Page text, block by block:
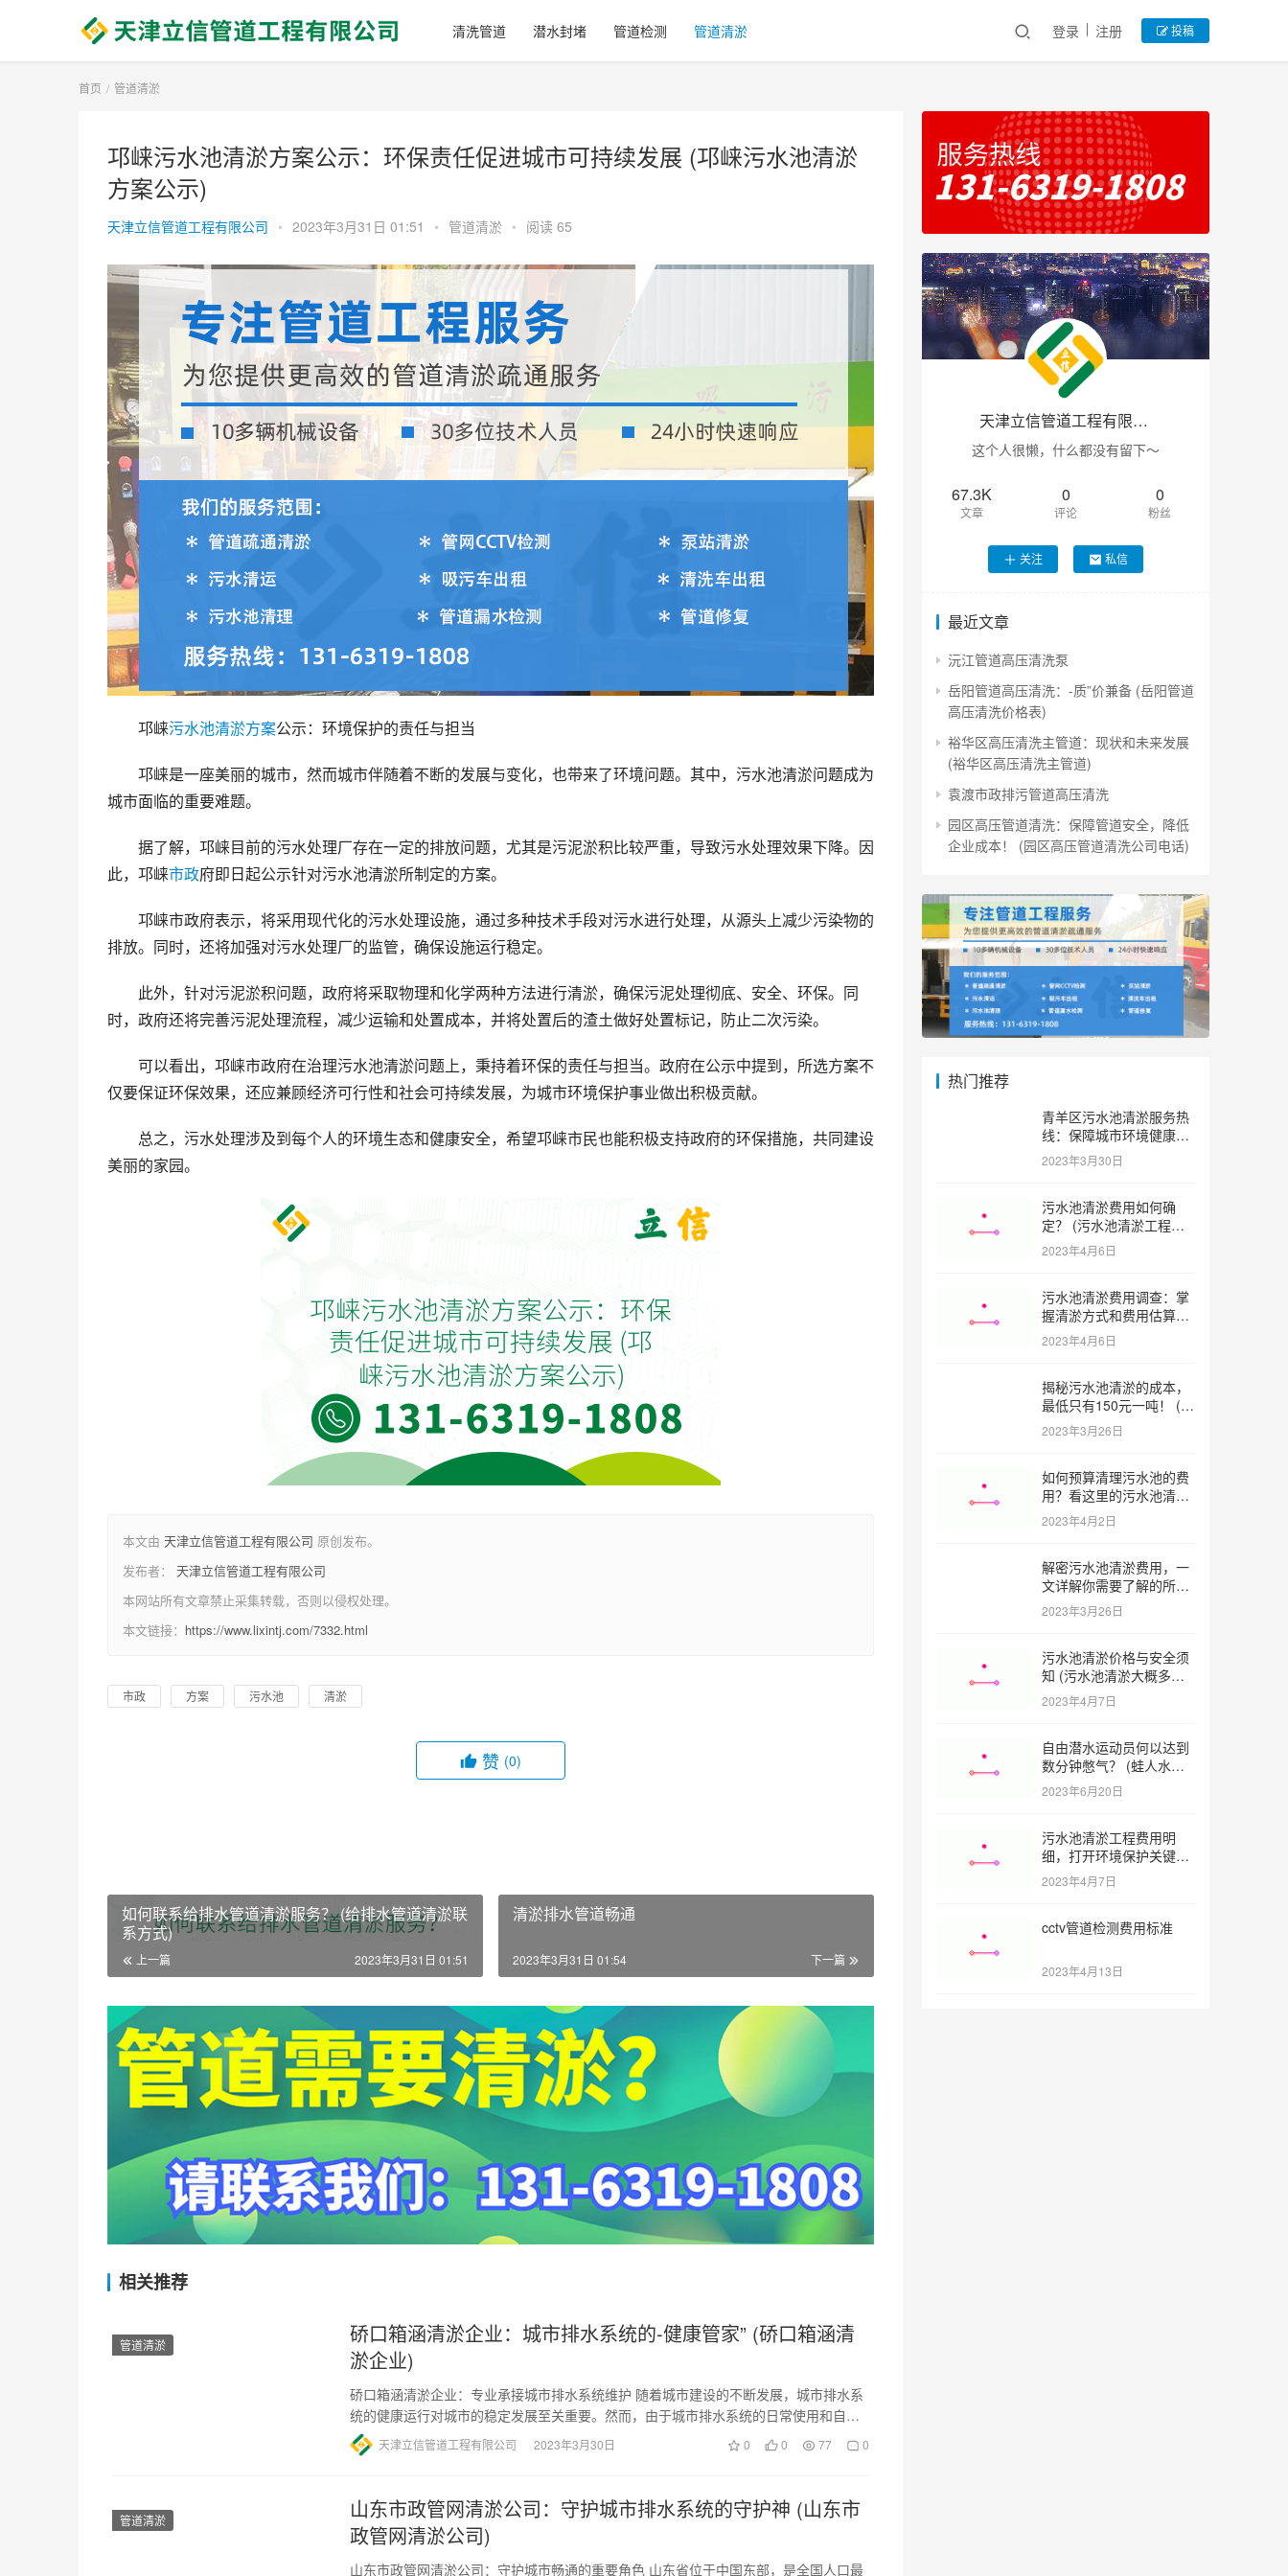
清洗管道 潜水封堵 管道检测 管道清淤 登录 注册 投稿
首页 管道清淤
邛崃污水池清淤方案公示：环保责任促进城市可持续发展 (邛崃污水池清淤
方案公示)
天津立信管道工程有限公司 • 2023年3月31日 01:51 • 管道清淤 • 阅读 65
邛崃污水池清淤方案公示：环境保护的责任与担当
邛崃是一座美丽的城市，然而城市伴随着不断的发展与变化，也带来了环境问题。其中，污水池清淤问题成为
城市面临的重要难题。
据了解，邛崃目前的污水处理厂存在一定的排放问题，尤其是污泥淤积比较严重，导致污水处理效果下降。因
此，邛崃市政府即日起公示针对污水池清淤所制定的方案。
邛崃市政府表示，将采用现代化的污水处理设施，通过多种技术手段对污水进行处理，从源头上减少污染物的
排放。同时，还将加强对污水处理厂的监管，确保设施运行稳定。
此外，针对污泥淤积问题，政府将采取物理和化学两种方法进行清淤，确保污泥处理彻底、安全、环保。同
时，政府还将完善污泥处理流程，减少运输和处置成本，并将处置后的渣土做好处置标记，防止二次污染。
可以看出，邛崃市政府在治理污水池清淤问题上，秉持着环保的责任与担当。政府在公示中提到，所选方案不
仅要保证环保效果，还应兼顾经济可行性和社会可持续发展，为城市环境保护事业做出积极贡献。
总之，污水处理涉及到每个人的环境生态和健康安全，希望邛崃市民也能积极支持政府的环保措施，共同建设
美丽的家园。
本文由 天津立信管道工程有限公司 原创发布。
发布者： 天津立信管道工程有限公司
本网站所有文章禁止采集转载，否则以侵权处理。
本文链接： https://www.lixintj.com/7332.html
市政 方案 污水池 清淤
赞 (0)
如何联系给排水管道清淤服务？ (给排水管道清淤联
系方式)
上一篇 2023年3月31日 01:51
清淤排水管道畅通
下一篇
2023年3月31日 01:54
相关推荐
管道清淤
硚口箱涵清淤企业：城市排水系统的-健康管家” (硚口箱涵清
淤企业)
硚口箱涵清淤企业：专业承接城市排水系统维护 随着城市建设的不断发展，城市排水系
统的健康运行对城市的稳定发展至关重要。然而，由于城市排水系统的日常使用和自然
作用，内部污垢、杂物等会阻…
天津立信管道工程有限公司 2023年3月30日 0 0 77 0
管道清淤
山东市政管网清淤公司：守护城市排水系统的守护神 (山东市
政管网清淤公司)
山东市政管网清淤公司：守护城市畅通的重要角色 山东省位于中国东部，是全国人口最
天津立信管道工程有限公司
这个人很懒，什么都没有留下～
67.3K
文章
0
评论
0
粉丝
关注 私信
最近文章
沅江管道高压清洗泵
岳阳管道高压清洗：-质”价兼备 (岳阳管道
高压清洗价格表)
裕华区高压清洗主管道：现状和未来发展
(裕华区高压清洗主管道)
袁渡市政排污管道高压清洗
园区高压管道清洗：保障管道安全，降低
企业成本！ (园区高压管道清洗公司电话)
热门推荐
青羊区污水池清淤服务热
线：保障城市环境健康和
可持续发展。 (青羊区污
水池清淤服务热线)
2023年3月30日
污水池清淤费用如何确
定？ (污水池清淤工程价
格多少)
2023年4月6日
污水池清淤费用调查：掌
握清淤方式和费用估算技
巧 (污水池清淤多少钱一
方米)
2023年4月6日
揭秘污水池清淤的成本，
最低只有150元一吨！ (污
水池清淤一米多少钱一吨)
2023年3月26日
如何预算清理污水池的费
用？看这里的污水池清淤
工程报价表范本！ (污水
池清淤工程报价表范本)
2023年4月2日
解密污水池清淤费用，一
文详解你需要了解的所有
因素 (污水池清淤一米多
少钱)
2023年3月26日
污水池清淤价格与安全须
知 (污水池清淤大概多少
一方)
2023年4月7日
自由潜水运动员何以达到
数分钟憋气？ (蛙人水下
憋气最长多久)
2023年6月20日
污水池清淤工程费用明
细，打开环境保护关键之
门 (污水池清淤工程报价
明细)
2023年4月7日
cctv管道检测费用标准
2023年4月13日